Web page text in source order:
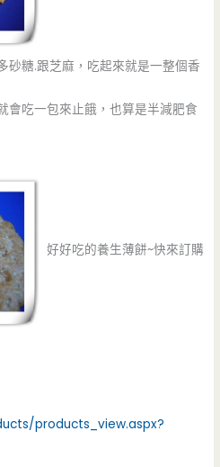
砂糖.跟芝麻，吃起來就是一整個香
會吃一包來止餓，也算是半減肥食
好好吃的養生薄餅~快來訂購
products_view.aspx?